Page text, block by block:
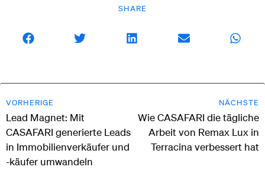
SHARE
VORHERIGE
Lead Magnet: Mit
CASAFARI generierte Leads
in Immobilienverkäufer und
-käufer umwandeln
NÄCHSTE
Wie CASAFARI die tägliche
Arbeit von Remax Lux in
Terracina verbessert hat